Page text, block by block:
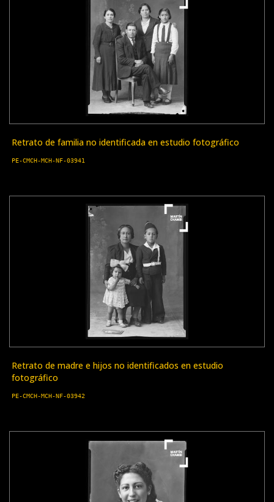
Retrato de familia no identificada en estudio fotográfico
PE-CMCH-MCH-NF-03941
Retrato de madre e hijos no identificados en estudio
fotográfico
PE-CMCH-MCH-NF-03942